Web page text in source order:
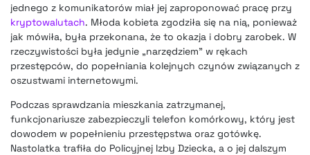
jednego z komunikatorów miał jej zaproponować pracę przy
kryptowalutach. Młoda kobieta zgodziła się na nią, ponieważ
jak mówiła, była przekonana, że to okazja i dobry zarobek. W
rzeczywistości była jedynie „narzędziem” w rękach
przestępców, do popełniania kolejnych czynów związanych z
oszustwami internetowymi.
Podczas sprawdzania mieszkania zatrzymanej,
funkcjonariusze zabezpieczyli telefon komórkowy, który jest
dowodem w popełnieniu przestępstwa oraz gotówkę.
Nastolatka trafiła do Policyjnej Izby Dziecka, a o jej dalszym